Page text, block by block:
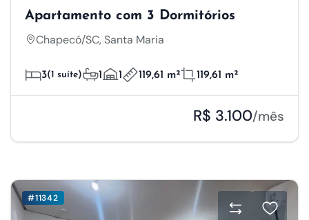
Apartamento com 3 Dormitórios
Chapecó/SC, Santa Maria
3(1 suíte) 1 1 119,61 m² 119,61 m²
R$ 3.100/mês
#11342